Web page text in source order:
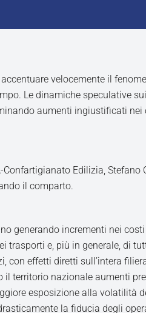
velocemente il
Le dinamiche speculative
aumenti ingiustificati nei
Edilizia, Stefano
il comparto.
generando incrementi nei
trasporti e, più in generale, di
con effetti diretti sull’intera
il territorio nazionale aumenti
esposizione alla volatilità
la fiducia degli